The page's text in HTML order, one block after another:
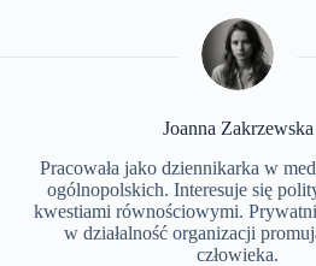
Joanna Zakrzewska
Pracowała jako dziennikarka w
ogólnopolskich. Interesuje się
kwestiami równościowymi.
w działalność organizacji
człowieka.